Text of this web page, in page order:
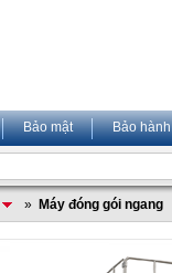
Bảo mật Bảo hành
» Máy đóng gói ngang